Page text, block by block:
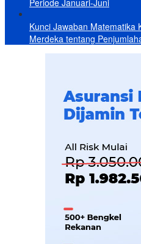
Periode Januari-Juni
Kunci Jawaban Matematika
Merdeka tentang